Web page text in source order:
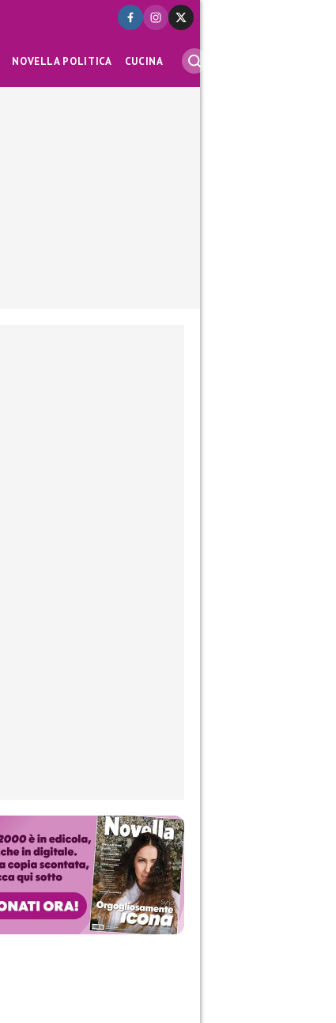
NOVELLA POLITICA CUCINA